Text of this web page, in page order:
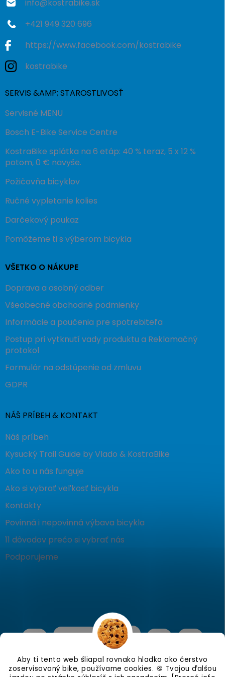
Aby ti tento web šliapal rovnako hladko ako čerstvo
zoservisovaný bike, používame cookies. 🍪 Tvojou ďalšou
info@kostrabike.sk
+421 949 320 696
https://www.facebook.com/kostrabike
kostrabike
SERVIS &AMP; STAROSTLIVOSŤ
Servisné MENU
Bosch E-Bike Service Centre
KostraBike splátka na 6 etáp: 40 % teraz, 5 x 12 %
potom, 0 € navyše.
Požičovňa bicyklov
Ručné vypletanie kolies
Darčekový poukaz
Pomôžeme ti s výberom bicykla
VŠETKO O NÁKUPE
Doprava a osobný odber
Všeobecné obchodné podmienky
Informácie a poučenia pre spotrebiteľa
Postup pri vytknutí vady produktu a Reklamačný
protokol
Formulár na odstúpenie od zmluvu
GDPR
NÁŠ PRÍBEH & KONTAKT
Náš príbeh
Kysucký Trail Guide by Vlado & KostraBike
Ako to u nás funguje
Ako si vybrať veľkosť bicykla
Kontakty
Povinná i nepovinná výbava bicykla
11 dôvodov prečo si vybrať nás
Podporujeme